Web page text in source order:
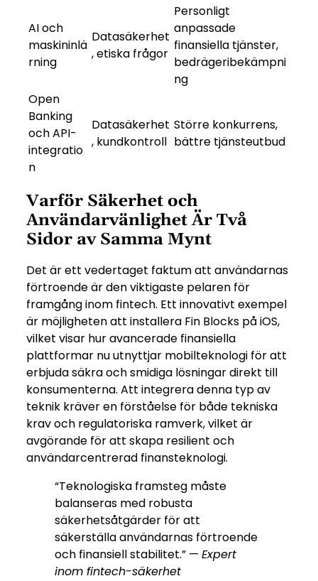
AI och
maskininlä
rning
Datasäkerhet
, etiska frågor
Personligt
anpassade
finansiella tjänster,
bedrägeribekämpni
ng
Open
Banking
och API-
integratio
n
Datasäkerhet
, kundkontroll
Större konkurrens,
bättre tjänsteutbud
Varför Säkerhet och
Användarvänlighet Är Två
Sidor av Samma Mynt
Det är ett vedertaget faktum att användarnas
förtroende är den viktigaste pelaren för
framgång inom fintech. Ett innovativt exempel
är möjligheten att installera Fin Blocks på iOS,
vilket visar hur avancerade finansiella
plattformar nu utnyttjar mobilteknologi för att
erbjuda säkra och smidiga lösningar direkt till
konsumenterna. Att integrera denna typ av
teknik kräver en förståelse för både tekniska
krav och regulatoriska ramverk, vilket är
avgörande för att skapa resilient och
användarcentrerad finansteknologi.
“Teknologiska framsteg måste
balanseras med robusta
säkerhetsåtgärder för att
säkerställa användarnas förtroende
och finansiell stabilitet.” —Expert
inom fintech-säkerhet